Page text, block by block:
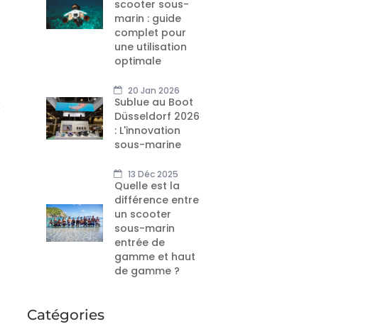
scooter sous-
marin : guide
complet pour
une utilisation
optimale
20 Jan 2026
Sublue au Boot
Düsseldorf 2026
: L'innovation
sous-marine
13 Déc 2025
Quelle est la
différence entre
un scooter
sous-marin
entrée de
gamme et haut
de gamme ?
Catégories